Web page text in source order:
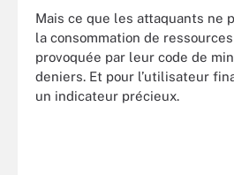
Mais ce que les attaquants ne
la consommation de
provoquée par leur code de
deniers. Et pour l’utilisateur
un indicateur précieux.